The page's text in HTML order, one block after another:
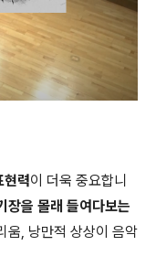
현력이 더욱 중요합니
장을 몰래 들여다보는
움, 낭만적 상상이 음악